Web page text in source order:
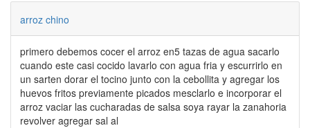
arroz chino
primero debemos cocer el arroz en5 tazas de agua sacarlo
cuando este casi cocido lavarlo con agua fria y escurrirlo en
un sarten dorar el tocino junto con la cebollita y agregar los
huevos fritos previamente picados mesclarlo e incorporar el
arroz vaciar las cucharadas de salsa soya rayar la zanahoria
revolver agregar sal al